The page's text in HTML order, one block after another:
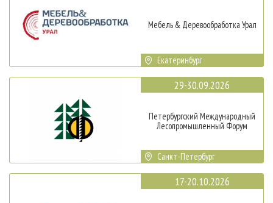
Мебель & Деревообработка Урал
Екатеринбург
29-30.09.2026
Петербургский Международный
Лесопромышленный Форум
Санкт-Петербург
17-20.10.2026